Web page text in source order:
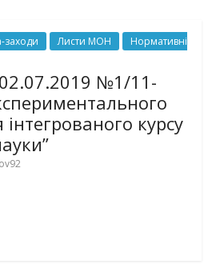
заходи Листи МОН
Нормативні
№1/11-
курсу